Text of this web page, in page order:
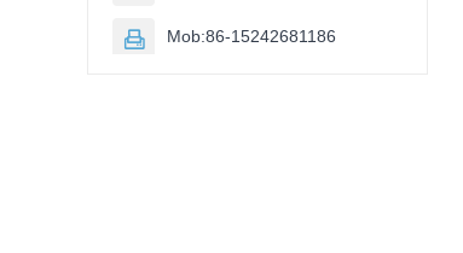
 Mob:86-15242681186